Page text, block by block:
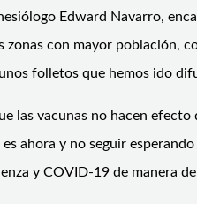
Edward Navarro,
zonas con mayor población,
folletos que hemos ido
las vacunas no hacen
ahora y no seguir
y COVID-19 de manera